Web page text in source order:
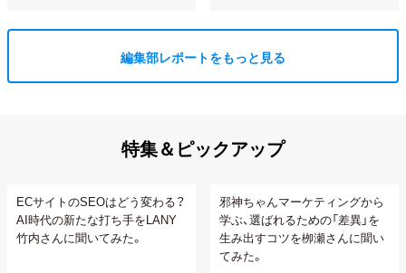
編集部レポートをもっと見る
特集＆ピックアップ
ECサイトのSEOはどう変わる？
AI時代の新たな打ち手をLANY
竹内さんに聞いてみた。
邪神ちゃんマーケティングから
学ぶ、選ばれるための「差異」を
生み出すコツを栁瀬さんに聞い
てみた。